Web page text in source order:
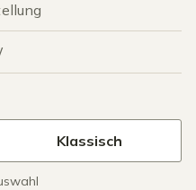
Klassisch